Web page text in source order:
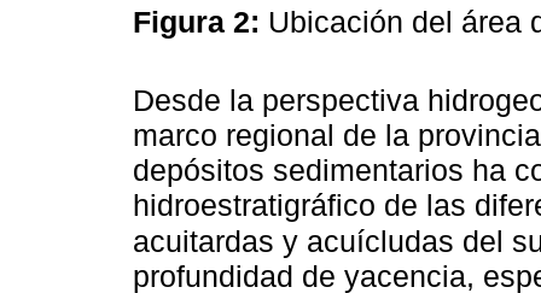
Figura 2: Ubicación del área
Desde la perspectiva
marco regional de la
depósitos sedimentarios ha
hidroestratigráfico de las
acuitardas y acuícludas del
profundidad de yacencia,